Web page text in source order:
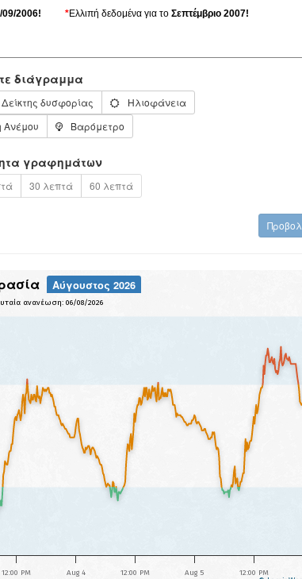
09/2006! *Ελλιπή δεδομένα για το Σεπτέμβριο 2007!